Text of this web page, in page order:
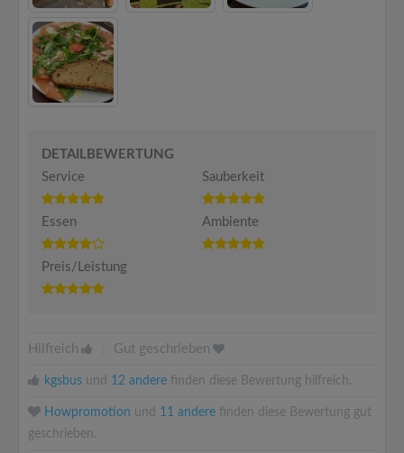
DETAILBEWERTUNG
Service
Sauberkeit
Essen Ambiente
Preis/Leistung
Hilfreich Gut geschrieben
kgsbus und 12 andere finden diese Bewertung hilfreich.
Howpromotion und 11 andere finden diese Bewertung gut
geschrieben.